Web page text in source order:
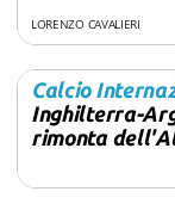
LORENZO CAVALIERI
Calcio
Inghilterra-
rimonta